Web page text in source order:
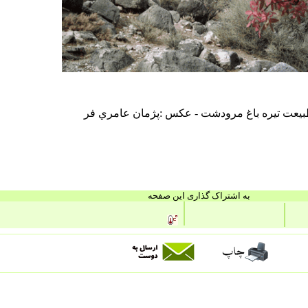
تيره باغ مرودشت - عكس :پژمان عامري فر
به اشتراک گذاری این صفحه